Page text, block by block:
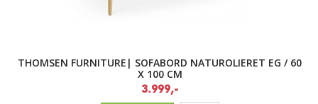
THOMSEN FURNITURE| SOFABORD NATUROLIERET EG / 60
X 100 CM
3.999,-